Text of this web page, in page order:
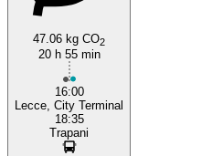
Trapani
47.06 kg CO2
20 h 55 min
16:00
Lecce, City Terminal
18:35
Trapani